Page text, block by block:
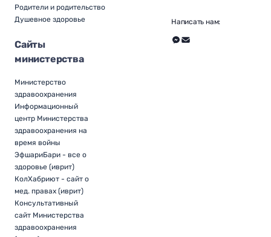
Родители и родительство
Душевное здоровье
Сайты
министерства
Министерство
здравоохранения
Информационный
центр Министерства
здравоохранения на
время войны
ЭфшариБари - все о
здоровье (иврит)
КолХабриют - сайт о
мед. правах (иврит)
Консультативный
сайт Министерства
здравоохранения
Написать нам: